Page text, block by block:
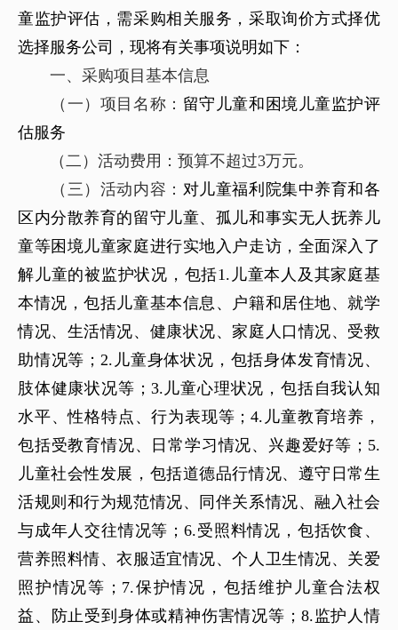
童监护评估，需采购相关服务，采取询价方式择优
选择服务公司，现将有关事项说明如下：
一、采购项目基本信息
（一）项目名称： 留守儿童和困境儿童监护评
估服务
（二）活动费用：预算不超过3万元。
（三）活动内容： 对儿童福利院集中养育和各
区内分散养育的留守儿童、孤儿和事实无人抚养儿
童等困境儿童家庭进行实地入户走访，全面深入了
解儿童的被监护状况，包括1.儿童本人及其家庭基
本情况，包括儿童基本信息、户籍和居住地、就学
情况、生活情况、健康状况、家庭人口情况、受救
助情况等；2.儿童身体状况，包括身体发育情况、
肢体健康状况等；3.儿童心理状况，包括自我认知
水平、性格特点、行为表现等；4.儿童教育培养，
包括受教育情况、日常学习情况、兴趣爱好等；5.
儿童社会性发展，包括道德品行情况、遵守日常生
活规则和行为规范情况、同伴关系情况、融入社会
与成年人交往情况等；6.受照料情况，包括饮食、
营养照料情、衣服适宜情况、个人卫生情况、关爱
照护情况等；7.保护情况，包括维护儿童合法权
益、防止受到身体或精神伤害情况等；8.监护人情